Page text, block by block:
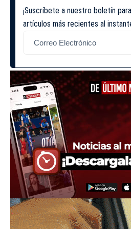
¡Suscríbete a nuestro boletín
artículos más recientes al